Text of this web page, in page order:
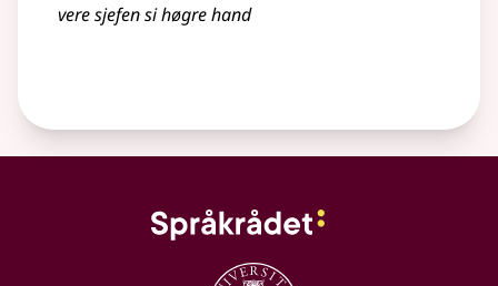
vere sjefen si høgre hand